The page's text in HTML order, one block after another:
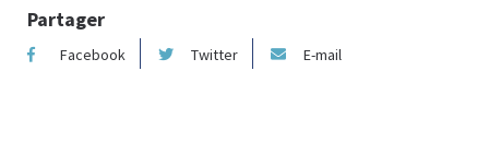
Partager
Facebook Twitter E-mail